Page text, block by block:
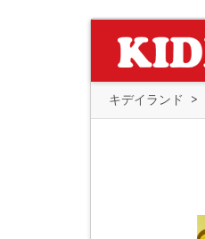
キデイランド >